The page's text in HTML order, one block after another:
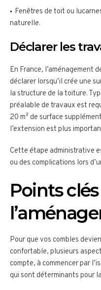
Fenêtres de toit ou
naturelle.
Déclarer les
En France, l’aménagement
déclarer lorsqu’il crée une
la structure de la toiture.
préalable de travaux est
20 m² de surface
l’extension est plus
Cette étape administrative
ou des complications lors
Points
Pour que vos combles
confortable, plusieurs
compte, à commencer par
qui sont déterminants pour